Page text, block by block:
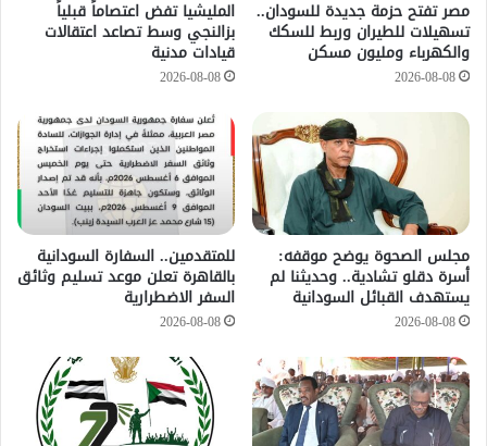
مصر تفتح حزمة جديدة للسودان..
تسهيلات للطيران وربط للسكك
والكهرباء ومليون مسكن
2026-08-08
المليشيا تفض اعتصاماً قبلياً
بزالنجي وسط تصاعد اعتقالات
قيادات مدنية
2026-08-08
مجلس الصحوة يوضح موقفه:
أسرة دقلو تشادية.. وحديثنا لم
يستهدف القبائل السودانية
2026-08-08
للمتقدمين.. السفارة السودانية
بالقاهرة تعلن موعد تسليم وثائق
السفر الاضطرارية
2026-08-08